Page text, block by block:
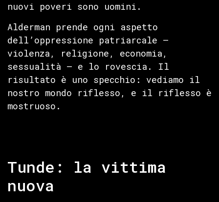
nuovi poveri sono uomini.
Alderman prende ogni aspetto
dell’oppressione patriarcale —
violenza, religione, economia,
sessualità — e lo rovescia. Il
risultato è uno specchio: vediamo il
nostro mondo riflesso, e il riflesso è
mostruoso.
Tunde: la vittima
nuova